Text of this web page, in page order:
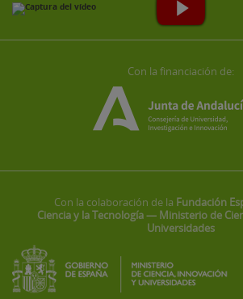
Con la financiación de:
Con la colaboración de la Fundación
Ciencia y la Tecnología — Ministerio de
Universidades